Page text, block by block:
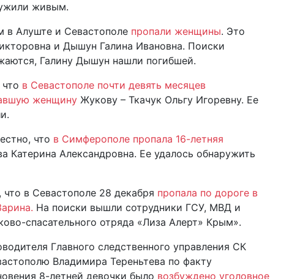
живым.
в Алуште и Севастополе пропали женщины. Это
и Дышун Галина Ивановна. Поиски
Галину Дышун нашли погибшей.
в Севастополе почти девять месяцев
женщину Жукову – Ткачук Ольгу Игоревну. Ее
что в Симферополе пропала 16-летняя
Катерина Александровна. Ее удалось обнаружить
в Севастополе 28 декабря пропала по дороге в
На поиски вышли сотрудники ГСУ, МВД и
спасательного отряда «Лиза Алерт» Крым».
Главного следственного управления СК
Владимира Тереньтева по факту
8-летней девочки было возбуждено уголовное